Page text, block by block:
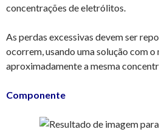
concentrações de eletrólitos.
As perdas excessivas devem ser
ocorrem, usando uma solução com o
aproximadamente a mesma
Componente